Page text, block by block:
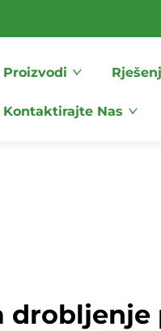
Proizvodi
Kontaktirajte Nas
drobljenje